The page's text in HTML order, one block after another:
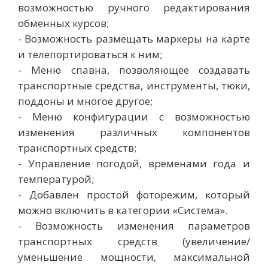
возможностью ручного редактирования
обменных курсов;
- Возможность размещать маркеры на карте
и телепортироваться к ним;
- Меню спавна, позволяющее создавать
транспортные средства, инструменты, тюки,
поддоны и многое другое;
- Меню конфигурации с возможностью
изменения различных компонентов
транспортных средств;
- Управление погодой, временами года и
температурой;
- Добавлен простой фоторежим, который
можно включить в категории «Система».
- Возможность изменения параметров
транспортных средств (увеличение/
уменьшение мощности, максимальной